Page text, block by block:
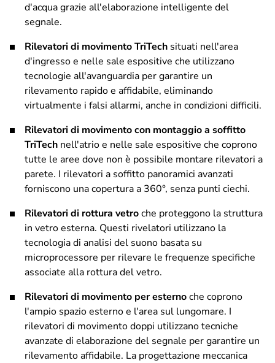
d'acqua grazie all'elaborazione intelligente del
segnale.
Rilevatori di movimento TriTech situati nell'area
d'ingresso e nelle sale espositive che utilizzano
tecnologie all'avanguardia per garantire un
rilevamento rapido e affidabile, eliminando
virtualmente i falsi allarmi, anche in condizioni difficili.
Rilevatori di movimento con montaggio a soffitto
TriTech nell'atrio e nelle sale espositive che coprono
tutte le aree dove non è possibile montare rilevatori a
parete. I rilevatori a soffitto panoramici avanzati
forniscono una copertura a 360°, senza punti ciechi.
Rilevatori di rottura vetroche proteggono la struttura
in vetro esterna. Questi rivelatori utilizzano la
tecnologia di analisi del suono basata su
microprocessore per rilevare le frequenze specifiche
associate alla rottura del vetro.
Rilevatori di movimento per esternoche coprono
l'ampio spazio esterno e l'area sul lungomare. I
rilevatori di movimento doppi utilizzano tecniche
avanzate di elaborazione del segnale per garantire un
rilevamento affidabile. La progettazione meccanica